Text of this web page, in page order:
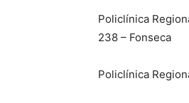
Policlínica
238 – Fonseca
Policlínica